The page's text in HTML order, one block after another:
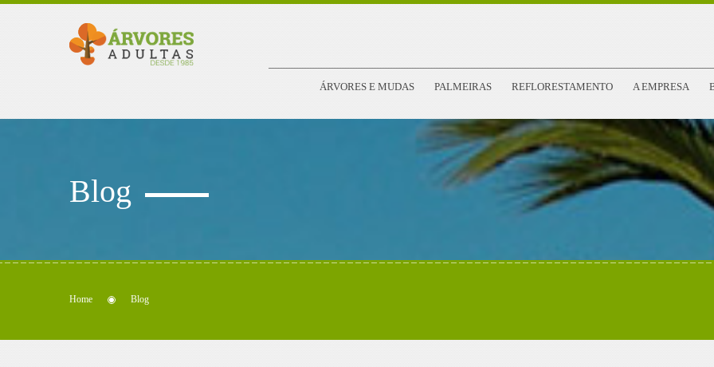
ÁRVORES E MUDAS PALMEIRAS REFLORESTAMENTO A EMPRESA
Blog
Home Blog